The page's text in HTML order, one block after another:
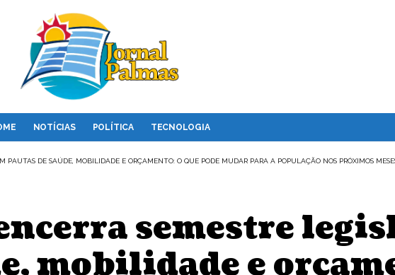
NOTÍCIAS POLÍTICA TECNOLOGIA
PAUTAS DE SAÚDE, MOBILIDADE E ORÇAMENTO: O QUE PODE MUDAR PARA A POPULAÇÃO NOS PRÓXIMOS
semestre
mobilidade e